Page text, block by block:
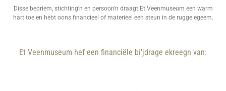
Disse bedriem, stichting'n en persoon'n draagt Et Veenmuseum een warm
hart toe en hebt oons financieel of materieel een steun in de rugge egeem.
Et Veenmuseum hef een financiële bi'jdrage ekreegn van: